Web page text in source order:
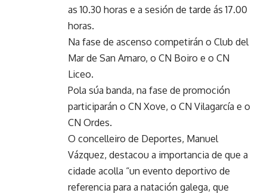
as 10.30 horas e a sesión de tarde ás 17.00
horas.
Na fase de ascenso competirán o Club del
Mar de San Amaro, o CN Boiro e o CN
Liceo.
Pola súa banda, na fase de promoción
participarán o CN Xove, o CN Vilagarcía e o
CN Ordes.
O concelleiro de Deportes, Manuel
Vázquez, destacou a importancia de que a
cidade acolla “un evento deportivo de
referencia para a natación galega, que